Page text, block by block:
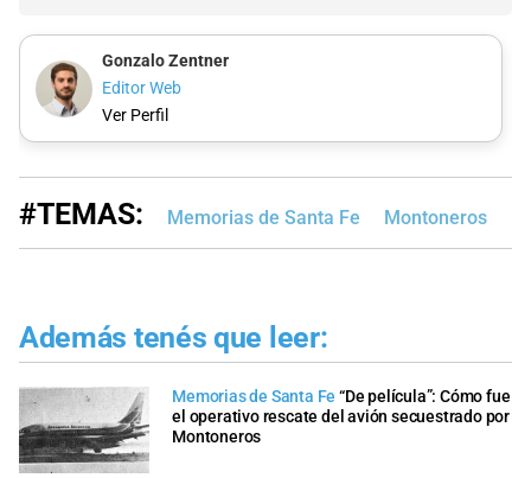
Gonzalo Zentner
Editor Web
Ver Perfil
#TEMAS: Memorias de Santa Fe Montoneros
Además tenés que leer:
Memorias de Santa Fe “De película”: Cómo fue
el operativo rescate del avión secuestrado por
Montoneros